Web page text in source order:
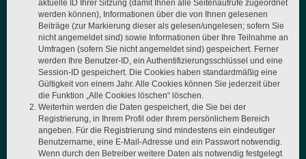
aktuelle ID Ihrer Sitzung (damit Ihnen alle Seitenaufrufe zugeordnet
werden können), Informationen über die von Ihnen gelesenen
Beiträge (zur Markierung dieser als gelesen/ungelesen; sofern Sie
nicht angemeldet sind) sowie Informationen über Ihre Teilnahme an
Umfragen (sofern Sie nicht angemeldet sind) gespeichert. Ferner
werden Ihre Benutzer-ID, ein Authentifizierungsschlüssel und eine
Session-ID gespeichert. Die Cookies haben standardmäßig eine
Gültigkeit von einem Jahr. Alle Cookies können Sie jederzeit über
die Funktion „Alle Cookies löschen“ löschen.
Weiterhin werden die Daten gespeichert, die Sie bei der
Registrierung, in Ihrem Profil oder Ihrem persönlichem Bereich
angeben. Für die Registrierung sind mindestens ein eindeutiger
Benutzername, eine E-Mail-Adresse und ein Passwort notwendig.
Wenn durch den Betreiber weitere Daten als notwendig festgelegt